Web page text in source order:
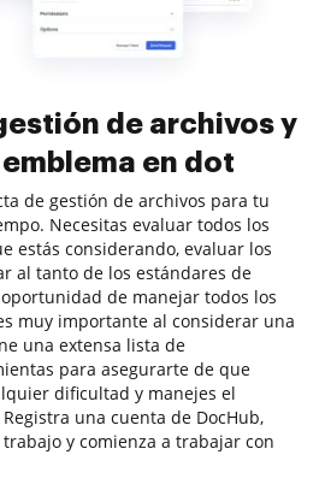
de archivos y
emblema en dot
de gestión de archivos para tu
Necesitas evaluar todos los
estás considerando, evaluar los
al tanto de los estándares de
de manejar todos los
muy importante al considerar una
una extensa lista de
para asegurarte de que
dificultad y manejes el
una cuenta de DocHub,
y comienza a trabajar con